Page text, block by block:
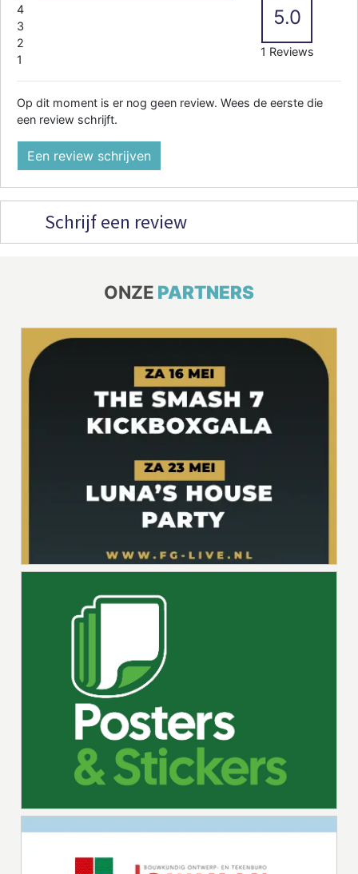
4
3
2
1
5.0
1 Reviews
Op dit moment is er nog geen review. Wees de eerste die
een review schrijft.
Een review schrijven
Schrijf een review
ONZE PARTNERS